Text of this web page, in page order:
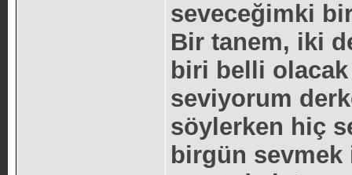
seveceğimki
Bir tanem, iki
biri belli
seviyorum
söylerken hiç
birgün